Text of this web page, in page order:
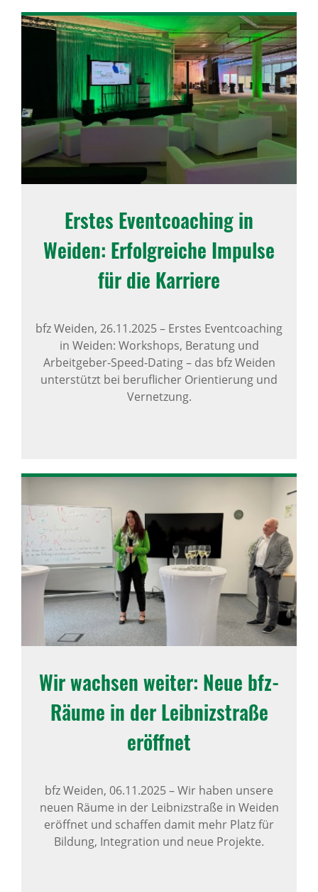
Erstes Event­coa­ching in
Weiden: Erfolg­reiche Impulse
für die Karriere
bfz Weiden, 26.11.2025– Erstes Eventcoaching
in Weiden: Workshops, Beratung und
Arbeitgeber-Speed-Dating – das bfz Weiden
unterstützt bei beruflicher Orientierung und
Vernetzung.
Wir wachsen weiter: Neue bfz-
Räume in der Leib­niz­straße
eröffnet
bfz Weiden, 06.11.2025–Wir haben unsere
neuen Räume in der Leibnizstraße in Weiden
eröffnet und schaffen damit mehr Platz für
Bildung, Integration und neue Projekte.